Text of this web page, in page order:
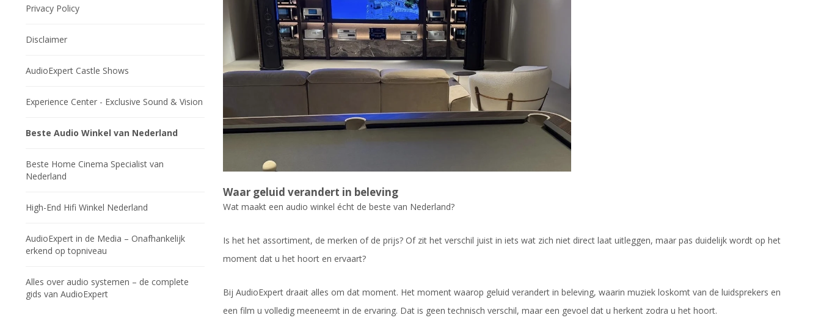
Privacy Policy
Disclaimer
AudioExpert Castle Shows
Experience Center - Exclusive Sound & Vision
Beste Audio Winkel van Nederland
Beste Home Cinema Specialist van
Nederland
High-End Hifi Winkel Nederland
AudioExpert in de Media – Onafhankelijk
erkend op topniveau
Alles over audio systemen – de complete
gids van AudioExpert
Waar geluid verandert in beleving
Wat maakt een audio winkel écht de beste van Nederland?
Is het het assortiment, de merken of de prijs? Of zit het verschil juist in iets wat zich niet direct laat uitleggen, maar pas duidelijk wordt op het
moment dat u het hoort en ervaart?
Bij AudioExpert draait alles om dat moment. Het moment waarop geluid verandert in beleving, waarin muziek loskomt van de luidsprekers en
een film u volledig meeneemt in de ervaring. Dat is geen technisch verschil, maar een gevoel dat u herkent zodra u het hoort.